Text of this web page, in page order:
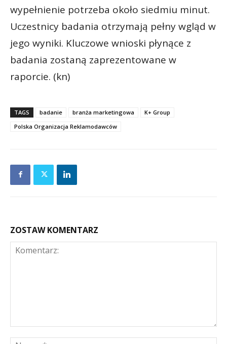
wypełnienie potrzeba około siedmiu minut.
Uczestnicy badania otrzymają pełny wgląd w
jego wyniki. Kluczowe wnioski płynące z
badania zostaną zaprezentowane w
raporcie. (kn)
TAGS badanie branża marketingowa
K+ Group
Polska Organizacja Reklamodawców
ZOSTAW KOMENTARZ